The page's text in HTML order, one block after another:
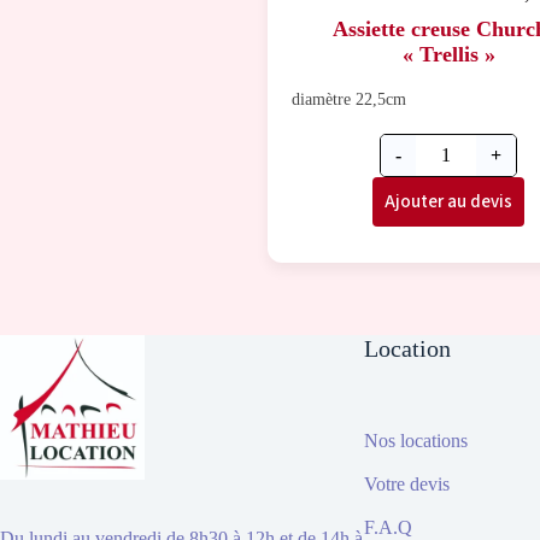
Assiette creuse
« Trellis »
diamètre 22,5cm
- +
Ajouter au devis
Location
Nos locations
Votre devis
F.A.Q